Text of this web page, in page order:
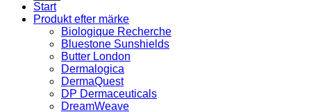
Start
Produkt efter märke
Biologique Recherche
Bluestone Sunshields
Butter London
Dermalogica
DermaQuest
DP Dermaceuticals
DreamWeave